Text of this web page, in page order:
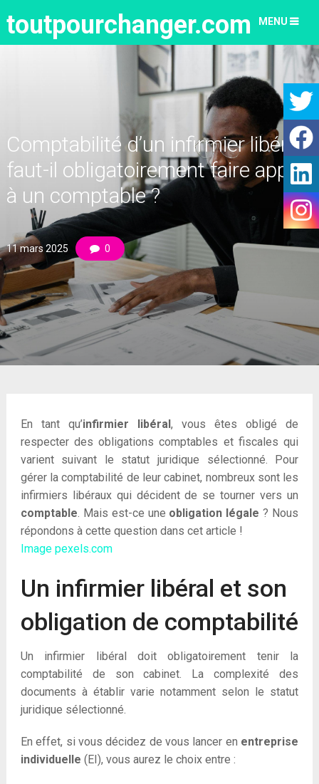
toutpourchanger.com MENU
Comptabilité d’un infirmier libéral :
faut-il obligatoirement faire appel
à un comptable ?
11 mars 2025 0
En tant qu’infirmier libéral, vous êtes obligé de
respecter des obligations comptables et fiscales qui
varient suivant le statut juridique sélectionné. Pour
gérer la comptabilité de leur cabinet, nombreux sont les
infirmiers libéraux qui décident de se tourner vers un
comptable. Mais est-ce une obligation légale ? Nous
répondons à cette question dans cet article !
Image pexels.com
Un infirmier libéral et son
obligation de comptabilité
Un infirmier libéral doit obligatoirement tenir la
comptabilité de son cabinet. La complexité des
documents à établir varie notamment selon le statut
juridique sélectionné.
En effet, si vous décidez de vous lancer en entreprise
individuelle (EI), vous aurez le choix entre :